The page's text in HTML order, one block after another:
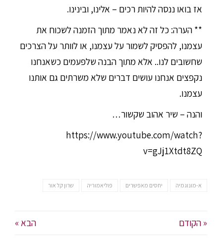
אז בואו ננסה להיות רכים – אלינו, ובינינו.
** הערה: כל זה לא נאמר מתוך הזמנה לשכוח את
עצמנו, להפסיק לשמור על עצמנו, או לוותר על הצרכים
שחשובים לנו.. אלא מתוך הבנה שלפעמים כשאנחנו
נקפצים אנחנו עושים דברים שלא משרתים גם אותנו
עצמנו.
והנה – שיר אהוב שקשור…
https://www.youtube.com/watch?
v=gJj1Xtdt8ZQ
א-מונוגמיה יחסים מאפשרים פוליאמוריה שרון קל אור
« הקודם הבא »